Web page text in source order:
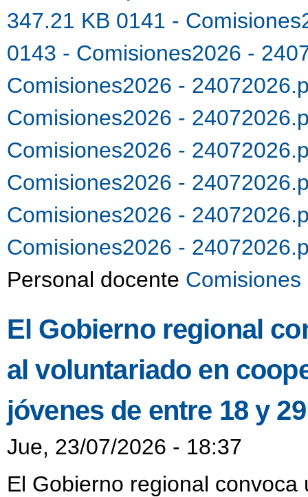
347.21 KB 0141 -
0143 - Comisiones2026 -
Comisiones2026 -
Comisiones2026 -
Comisiones2026 -
Comisiones2026 -
Comisiones2026 -
Comisiones2026 -
Personal docente
El Gobierno regional
al voluntariado en
jóvenes de entre 18 y
Jue, 23/07/2026 - 18:37
El Gobierno regional